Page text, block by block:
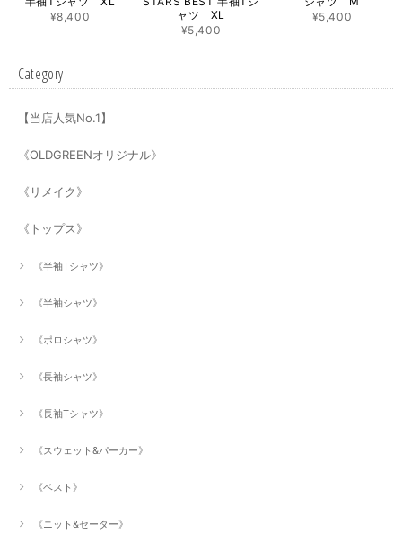
¥8,400
ャツ XL
¥5,400
¥5,400
Category
【当店人気No.1】
《OLDGREENオリジナル》
《リメイク》
《トップス》
《半袖Tシャツ》
《半袖シャツ》
《ポロシャツ》
《長袖シャツ》
《長袖Tシャツ》
《スウェット&パーカー》
《ベスト》
《ニット&セーター》